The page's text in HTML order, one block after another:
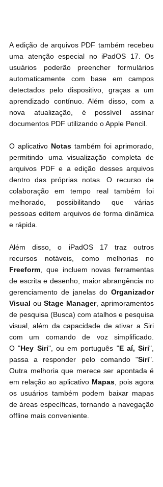
A edição de arquivos PDF também recebeu
uma atenção especial no iPadOS 17. Os
usuários poderão preencher formulários
automaticamente com base em campos
detectados pelo dispositivo, graças a um
aprendizado contínuo. Além disso, com a
nova atualização, é possível assinar
documentos PDF utilizando o Apple Pencil.
O aplicativo Notas também foi aprimorado,
permitindo uma visualização completa de
arquivos PDF e a edição desses arquivos
dentro das próprias notas. O recurso de
colaboração em tempo real também foi
melhorado, possibilitando que várias
pessoas editem arquivos de forma dinâmica
e rápida.
Além disso, o iPadOS 17 traz outros
Freeform , que incluem novas ferramentas
de escrita e desenho, maior abrangência no
gerenciamento de janelas do Organizador
Visual ou Stage Manager, aprimoramentos
de pesquisa (Busca) com atalhos e pesquisa
visual, além da capacidade de ativar a Siri
com um comando de voz simplificado.
O "Hey Siri", ou em português "E aí, Siri",
passa a responder pelo comando "Siri".
Outra melhoria que merece ser apontada é
em relação ao aplicativo Mapas , pois agora
os usuários também podem baixar mapas
de áreas específicas, tornando a navegação
offline mais conveniente.